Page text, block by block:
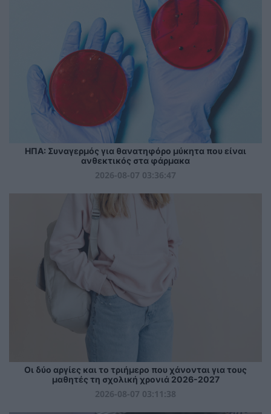
ΗΠΑ: Συναγερμός για θανατηφόρο μύκητα που είναι
ανθεκτικός στα φάρμακα
2026-08-07 03:36:47
Οι δύο αργίες και το τριήμερο που χάνονται για τους
μαθητές τη σχολική χρονιά 2026-2027
2026-08-07 03:11:38